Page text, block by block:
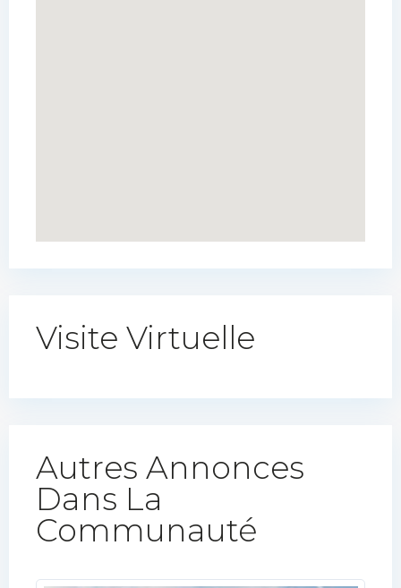
Visite Virtuelle
Autres Annonces
Dans La
Communauté​